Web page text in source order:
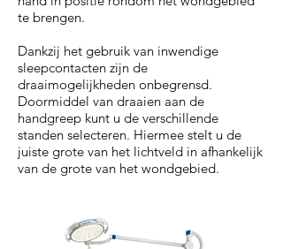
te brengen.
Dankzij het gebruik van inwendige
sleepcontacten zijn de
draaimogelijkheden onbegrensd.
Doormiddel van draaien aan de
handgreep kunt u de verschillende
standen selecteren. Hiermee stelt u de
juiste grote van het lichtveld in afhankelijk
van de grote van het wondgebied.